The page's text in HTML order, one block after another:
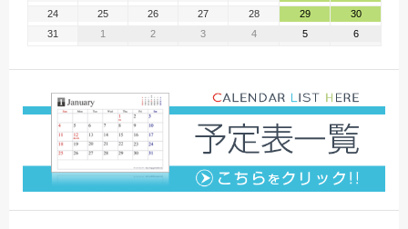
24
25 26 27 28 29
30
31
1 2 3 4 5 6